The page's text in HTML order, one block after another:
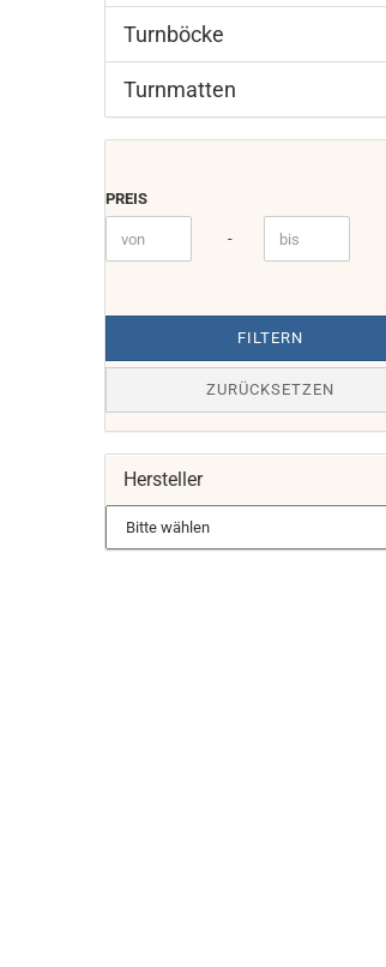
Turnböcke
Turnmatten
PREIS
Preis bis -
FILTERN
ZURÜCKSETZEN
Hersteller